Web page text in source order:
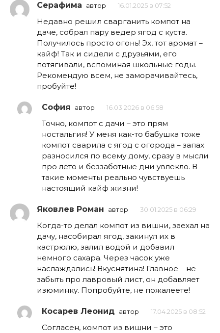
Серафима автор 16.01.2025 в 07:52
Недавно решил сварганить компот на
даче, собрал пару ведер ягод с куста.
Получилось просто огонь! Эх, тот аромат –
кайф! Так и сидели с друзьями, его
потягивали, вспоминая школьные годы.
Рекомендую всем, не заморачивайтесь,
пробуйте!
София автор 16.03.2026 в 06:58
Точно, компот с дачи – это прям
ностальгия! У меня как-то бабушка тоже
компот сварила с ягод с огорода – запах
разносился по всему дому, сразу в мысли
про лето и беззаботные дни увлекло. В
такие моменты реально чувствуешь
настоящий кайф жизни!
Яковлев Роман автор 30.01.2025 в 06:29
Когда-то делал компот из вишни, заехал на
дачу, насобирал ягод, закинул их в
кастрюлю, залил водой и добавил
немного сахара. Через часок уже
наслаждались! Вкуснятина! Главное – не
забыть про лавровый лист, он добавляет
изюминку. Попробуйте, не пожалеете!
Косарев Леонид автор 17.04.2025 в 08:52
Согласен, компот из вишни – это